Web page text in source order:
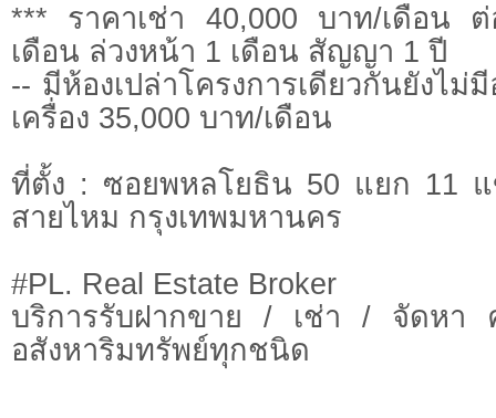
*** ราคาเช่า 40,000 บาท/เดือน
เดือน ล่วงหน้า 1 เดือน สัญญา 1 ปี
-- มีห้องเปล่าโครงการเดียวกันยังไ
เครื่อง 35,000 บาท/เดือน
ที่ตั้ง : ซอยพหลโยธิน 50 แยก 11 แ
สายไหม กรุงเทพมหานคร
#PL. Real Estate Broker
บริการรับฝากขาย / เช่า / จัดห
อสังหาริมทรัพย์ทุกชนิด